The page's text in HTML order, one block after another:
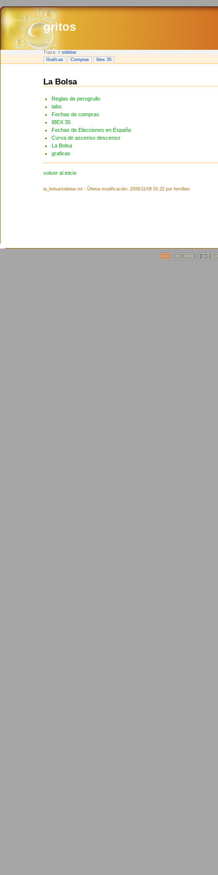
gritos
Traza: » sidebar
Graficas
Compras Ibex 35
La Bolsa
Reglas de perogrullo
tabs
Fechas de compras
IBEX 35
Fechas de Elecciones en España
Curva de ascenso descenso
La Bolsa
graficas
volver al inicio
la_bolsa/sidebar.txt · Última modificación: 2008/11/08 01:22 por fervilber